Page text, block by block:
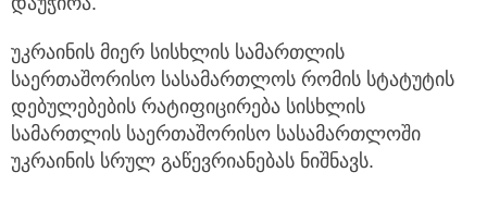
უკრაინის მიერ სისხლის სამართლის
საერთაშორისო სასამართლოს რომის სტატუტის
დებულებების რატიფიცირება სისხლის
სამართლის საერთაშორისო სასამართლოში
უკრაინის სრულ გაწევრიანებას ნიშნავს.